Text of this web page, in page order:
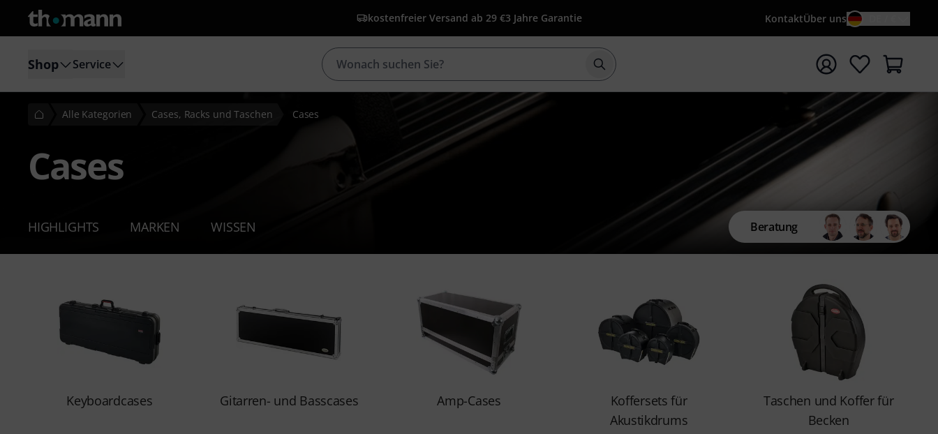
kostenfreier Versand ab 29 €3 Jahre Garantie KontaktÜber uns
Shop Service Suche mit Suchwort {searchTerm} starten
Alle Kategorien Cases, Racks und Taschen Cases
Cases
HIGHLIGHTS MARKEN WISSEN Beratung
Keyboardcases Gitarren- und Basscases Amp-Cases
Koffersets für
Akustikdrums
Taschen und Koffer für
Becken